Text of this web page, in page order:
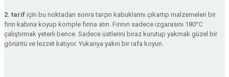
2. tarif için bu noktadan sonra tarçın kabuklarını çıkartıp malzemeleri bir
fırın kabına koyup komple fırına atın. Fırının sadece ızgarasını 180°C
çalıştırmak yeterli bence. Sadece üstlerini biraz kurutup yakmak güzel bir
görüntü ve lezzet katıyor. Yukarıya yakın bir rafa koyun.